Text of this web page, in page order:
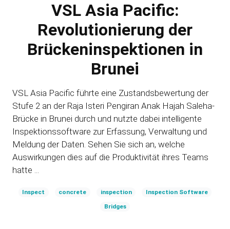
VSL Asia Pacific:
Revolutionierung der
Brückeninspektionen in
Brunei
VSL Asia Pacific führte eine Zustandsbewertung der
Stufe 2 an der Raja Isteri Pengiran Anak Hajah Saleha-
Brücke in Brunei durch und nutzte dabei intelligente
Inspektionssoftware zur Erfassung, Verwaltung und
Meldung der Daten. Sehen Sie sich an, welche
Auswirkungen dies auf die Produktivität ihres Teams
hatte ...
Inspect concrete inspection Inspection Software
Bridges